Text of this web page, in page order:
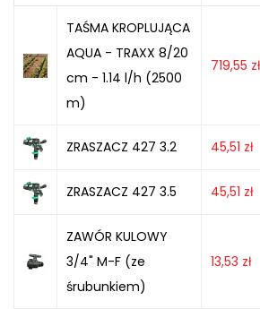
TAŚMA KROPLUJĄCA
AQUA - TRAXX 8/20
cm - 1.14 l/h (2500
m)
719,55 zł
ZRASZACZ 427 3.2 45,51 zł
ZRASZACZ 427 3.5 45,51 zł
ZAWÓR KULOWY
3/4" M-F (ze
śrubunkiem)
13,53 zł